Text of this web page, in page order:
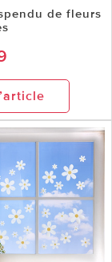
de fleurs